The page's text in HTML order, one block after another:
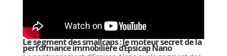
Le segment des smallcaps : le moteur secret de la
performance immobilière d’Epsicap Nano